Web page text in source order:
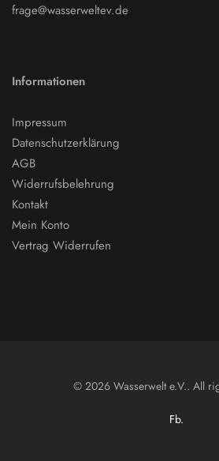
frage@wasserweltev.de
Informationen
Impressum
Datenschutzerklärung
AGB
Widerrufsbelehrung
Kontakt
Mein Konto
Vertrag Widerrufen
© 2026 Wasserwelt e.V.. All
Fb.